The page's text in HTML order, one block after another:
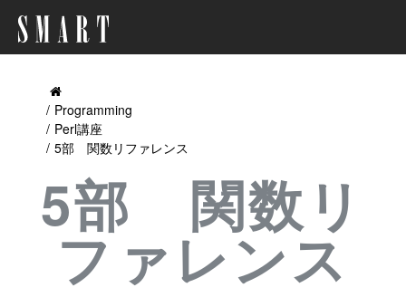
Programming
Perl講座
5部 関数リファレンス
5部 関数リ
ファレンス